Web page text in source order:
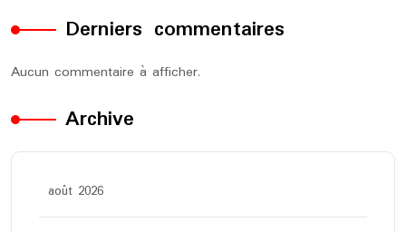
Derniers commentaires
Aucun commentaire à afficher.
Archive
août 2026